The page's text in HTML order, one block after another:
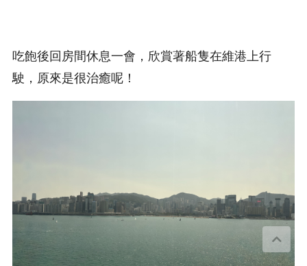
吃飽後回房間休息一會，欣賞著船隻在維港上行
駛，原來是很治癒呢！